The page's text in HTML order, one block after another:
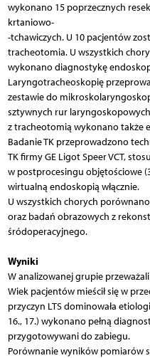
wykonano 15 poprzecznych
krtaniowo-
-tchawiczych. U 10 pacjentów
tracheotomia. U wszystkich
wykonano diagnostykę
Laryngotracheoskopię
zestawie do
sztywnych rur
z tracheotomią wykonano także
Badanie TK przeprowadzono
TK firmy GE Ligot Speer VCT,
w postprocesingu objętościowe
wirtualną endoskopią włącznie.
U wszystkich chorych
oraz badań obrazowych z
śródoperacyjnego.
Wyniki
W analizowanej grupie
Wiek pacjentów mieścił się w
przyczyn LTS dominowała
16., 17.) wykonano pełną
przygotowywani do zabiegu.
Porównanie wyników pomiarów